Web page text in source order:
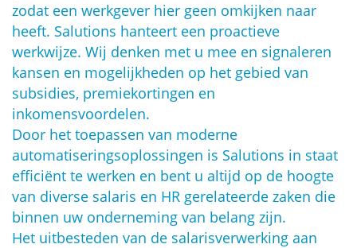
zodat een werkgever hier geen omkijken naar
heeft. Salutions hanteert een proactieve
werkwijze. Wij denken met u mee en signaleren
kansen en mogelijkheden op het gebied van
subsidies, premiekortingen en
inkomensvoordelen.
Door het toepassen van moderne
automatiseringsoplossingen is Salutions in staat
efficiënt te werken en bent u altijd op de hoogte
van diverse salaris en HR gerelateerde zaken die
binnen uw onderneming van belang zijn.
Het uitbesteden van de salarisverwerking aan